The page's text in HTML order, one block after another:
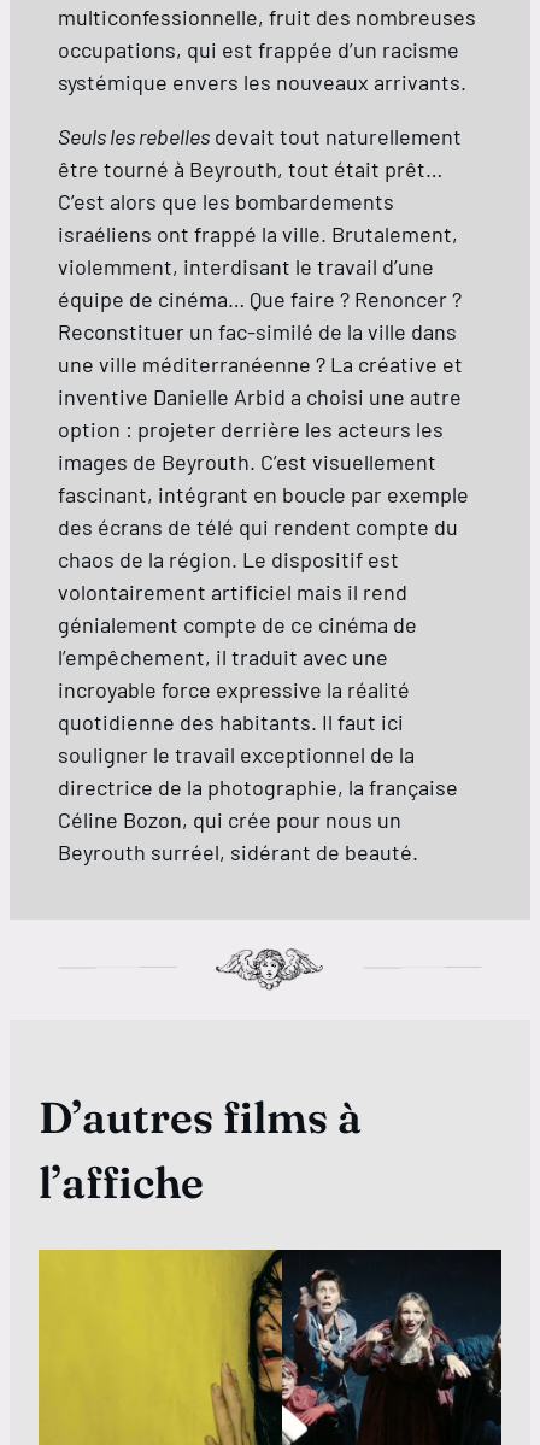
multiconfessionnelle, fruit des nombreuses
occupations, qui est frappée d’un racisme
systémique envers les nouveaux arrivants.
Seuls les rebelles devait tout naturellement
être tourné à Beyrouth, tout était prêt…
C’est alors que les bombardements
israéliens ont frappé la ville. Brutalement,
violemment, interdisant le travail d’une
équipe de cinéma… Que faire ? Renoncer ?
Reconstituer un fac-similé de la ville dans
une ville méditerranéenne ? La créative et
inventive Danielle Arbid a choisi une autre
option : projeter derrière les acteurs les
images de Beyrouth. C’est visuellement
fascinant, intégrant en boucle par exemple
des écrans de télé qui rendent compte du
chaos de la région. Le dispositif est
volontairement artificiel mais il rend
génialement compte de ce cinéma de
l’empêchement, il traduit avec une
incroyable force expressive la réalité
quotidienne des habitants. Il faut ici
souligner le travail exceptionnel de la
directrice de la photographie, la française
Céline Bozon, qui crée pour nous un
Beyrouth surréel, sidérant de beauté.
D’autres films à
l’affiche